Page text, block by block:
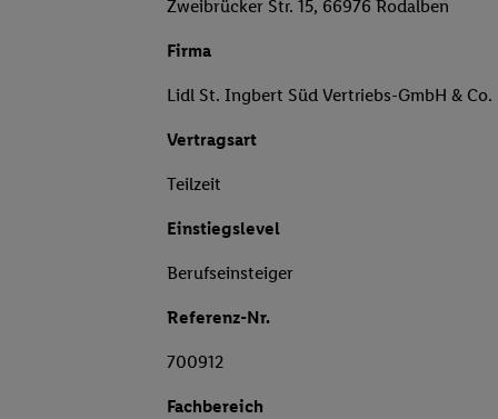
Zweibrücker Str. 15, 66976 Rodalben
Firma
Lidl St. Ingbert Süd Vertriebs-GmbH & Co.
Vertragsart
Teilzeit
Einstiegslevel
Berufseinsteiger
Referenz-Nr.
700912
Fachbereich